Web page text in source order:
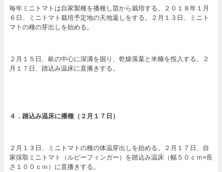
毎年ミニトマトは自家製種を播種し苗から栽培する。２０１８年１月
６日、ミニトマト栽培予定地の天地返しをする。２月１３日、ミニト
マトの種の芽出しを始める。
２月１５日、畝の中心に深溝を掘り、乾燥落葉と米糠を投入する。２
月１７日、踏込み温床に直播きする。
４．踏込み温床に播種（ ２月１７日）
２月１３日、ミニトマトの種の体温芽出しを始める。２月１７日、自
家採取ミニトマト（ルビーフィンガー）を踏込み温床（幅５０ｃｍ×長
さ１００ｃｍ）に直播きする。